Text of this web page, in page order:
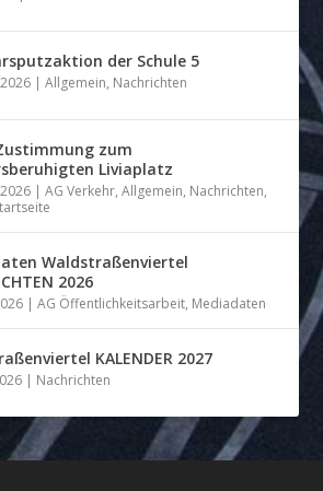
der Schule 5
|Allgemein, Nachrichten
zum
Liviaplatz
|AG Verkehr,Allgemein, Nachrichten,
Waldstraßenviertel
2026
|AG Öffentlichkeitsarbeit, Mediadaten
KALENDER 2027
| Nachrichten